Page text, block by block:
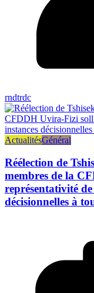
rndtrdc
ActualitésGénéral
Réélection de
membres de la
représentativité
décisionnelles à